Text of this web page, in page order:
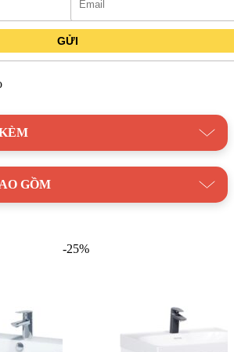
tủ lavabo Caesar LF5255/EH05255ATGV
chính hãng tại
GỬI
GỒM
-25%